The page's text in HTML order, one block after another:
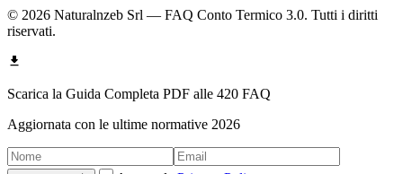
© 2026 Naturalnzeb Srl — FAQ Conto Termico 3.0. Tutti i diritti
riservati.
Scarica la Guida Completa PDF alle 420 FAQ
Aggiornata con le ultime normative 2026